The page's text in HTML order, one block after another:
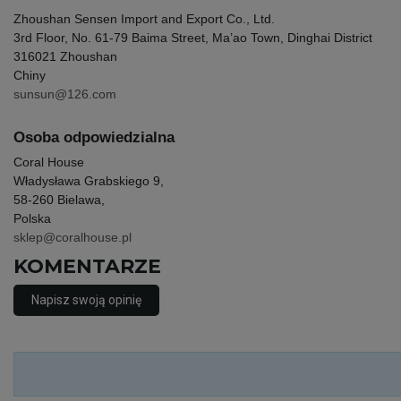
Zhoushan Sensen Import and Export Co., Ltd.
3rd Floor, No. 61-79 Baima Street, Ma’ao Town, Dinghai District
316021 Zhoushan
Chiny
sunsun@126.com
Osoba odpowiedzialna
Coral House
Władysława Grabskiego 9,
58-260 Bielawa,
Polska
sklep@coralhouse.pl
KOMENTARZE
Napisz swoją opinię